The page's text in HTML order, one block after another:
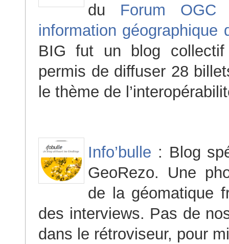
du Forum OGC
information géographique
BIG fut un blog
permis de diffuser 28
le thème de
Info’bulle : Blog
GeoRezo. Une
de la géomatique
des interviews. Pas de
dans le rétroviseur, pour